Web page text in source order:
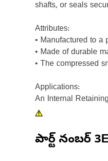
shafts, or seals
Attributes:
• Manufactured to
• Made of durable
• The compressed
Applications:
An Internal
పార్ట్ నంబర్